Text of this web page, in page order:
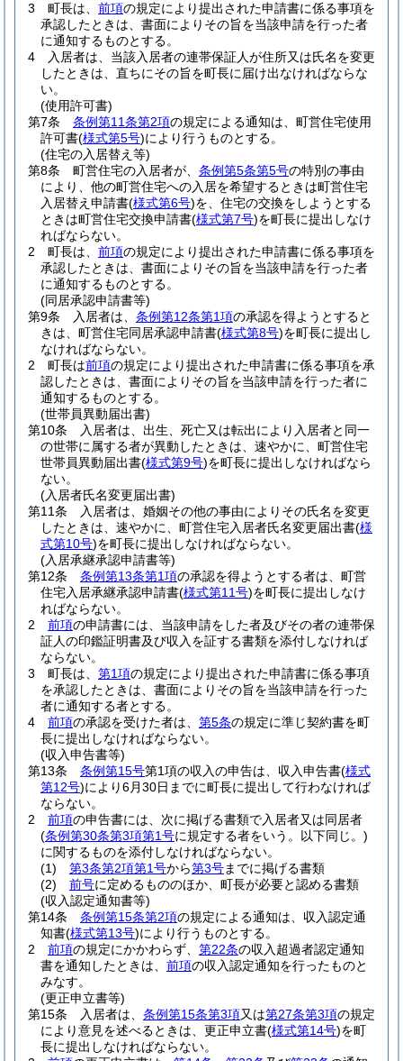
3
町長は、 前項の規定により提出された申請書に係る事項を
承認したときは、書面によりその旨を当該申請を行った者
に通知するものとする。
4
入居者は、当該入居者の連帯保証人が住所又は氏名を変更
したときは、直ちにその旨を町長に届け出なければならな
い。
(使用許可書)
第7条
条例第11条第2項の規定による通知は、町営住宅使用
許可書(様式第5号)により行うものとする。
(住宅の入居替え等)
第8条
町営住宅の入居者が、 条例第5条第5号の特別の事由
により、他の町営住宅への入居を希望するときは町営住宅
入居替え申請書(様式第6号)を、住宅の交換をしようとする
ときは町営住宅交換申請書(様式第7号)を町長に提出しなけ
ればならない。
2
町長は、 前項の規定により提出された申請書に係る事項を
承認したときは、書面によりその旨を当該申請を行った者
に通知するものとする。
(同居承認申請書等)
第9条
入居者は、 条例第12条第1項の承認を得ようとすると
きは、町営住宅同居承認申請書(様式第8号)を町長に提出し
なければならない。
2
町長は前項の規定により提出された申請書に係る事項を承
認したときは、書面によりその旨を当該申請を行った者に
通知するものとする。
(世帯員異動届出書)
第10条
入居者は、出生、死亡又は転出により入居者と同一
の世帯に属する者が異動したときは、速やかに、町営住宅
世帯員異動届出書(様式第9号)を町長に提出しなければなら
ない。
(入居者氏名変更届出書)
第11条
入居者は、婚姻その他の事由によりその氏名を変更
したときは、速やかに、町営住宅入居者氏名変更届出書(様
式第10号)を町長に提出しなければならない。
(入居承継承認申請書等)
第12条
条例第13条第1項の承認を得ようとする者は、町営
住宅入居承継承認申請書(様式第11号)を町長に提出しなけ
ればならない。
2
前項の申請書には、当該申請をした者及びその者の連帯保
証人の印鑑証明書及び収入を証する書類を添付しなければ
ならない。
3
町長は、 第1項の規定により提出された申請書に係る事項
を承認したときは、書面によりその旨を当該申請を行った
者に通知する者とする。
4
前項の承認を受けた者は、 第5条の規定に準じ契約書を町
長に提出しなければならない。
(収入申告書等)
第13条
条例第15号第1項の収入の申告は、収入申告書(様式
第12号)により6月30日までに町長に提出して行わなければ
ならない。
2
前項の申告書には、次に掲げる書類で入居者又は同居者
(条例第30条第3項第1号に規定する者をいう。以下同じ。)
に関するものを添付しなければならない。
(1)
第3条第2項第1号から第3号までに掲げる書類
(2)
前号に定めるもののほか、町長が必要と認める書類
(収入認定通知書等)
第14条
条例第15条第2項の規定による通知は、収入認定通
知書(様式第13号)により行うものとする。
2
前項の規定にかかわらず、 第22条の収入超過者認定通知
書を通知したときは、 前項の収入認定通知を行ったものと
みなす。
(更正申立書等)
第15条
入居者は、 条例第15条第3項又は第27条第3項の規定
により意見を述べるときは、更正申立書(様式第14号)を町
長に提出しなければならない。